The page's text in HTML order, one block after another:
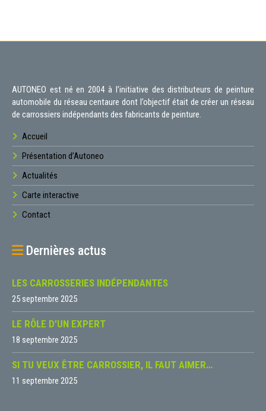
AUTONEO est né en 2004 à l’initiative des distributeurs de peinture
automobile du réseau centaure dont l’objectif était de créer un réseau
de carrossiers indépendants des fabricants de peinture.
Accueil
Présentation d’Autoneo
Actualités
Carte interactive
Contact
Dernières actus
LES CARROSSERIES INDÉPENDANTES
25 septembre 2025
LE RÔLE D’UN EXPERT
18 septembre 2025
SI TU VEUX ÊTRE CARROSSIER, IL FAUT AIMER…
11 septembre 2025